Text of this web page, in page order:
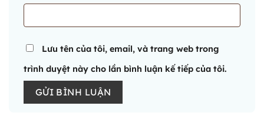
Lưu tên của tôi, email, và trang web trong
trình duyệt này cho lần bình luận kế tiếp của tôi.